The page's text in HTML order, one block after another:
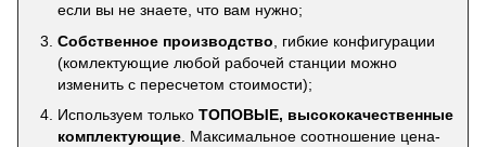
если вы не знаете, что вам нужно;
Собственное производство , гибкие конфигурации
(комлектующие любой рабочей станции можно
изменить с пересчетом стоимости);
Используем только ТОПОВЫЕ, высококачественные
комплектующие . Максимальное соотношение цена-